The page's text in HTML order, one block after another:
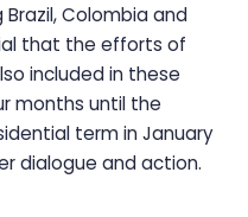
Colombia and
that the efforts of
included in these
months until the
term in January
dialogue and action.